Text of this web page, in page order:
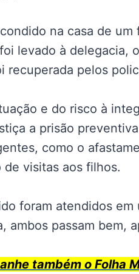
na casa de um
levado à delegacia,
recuperada pelos
e do risco à
a prisão
como o
visitas aos filhos.
foram atendidos em
ambos passam bem,
também o Folha